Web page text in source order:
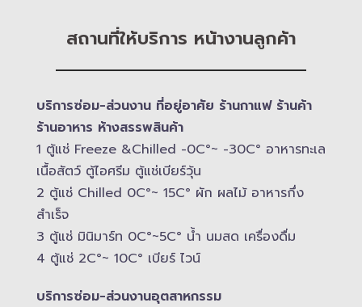
สถานที่ให้บริการ หน้างานลูกค้า
บริการซ่อม-​ส่วนงาน ที่อยู่อาศัย ร้านกาแฟ ร้านค้า
ร้านอาหาร ห้างสรรพสินค้า
1 ตู้แช่ Freeze &​Chilled -​0C°~ -​30C° อาหารทะเล
เนื้อสัตว์ ตู้ไอศรีม ตู้แช่เบียร์วุ้น
2 ตู้แช่ Chilled​ 0C°~ 15C° ผัก ผลไม้ อาหารกึ่ง
สำเร็จ
3 ตู้แช่​ มินิมาร์ท 0C°~5C° น้ำ นมสด เครื่องดื่ม
4 ตู้แช่ 2C°~ 10​C° เบียร์ ไวน์
บริการซ่อม-​ส่วนงานอุตสาหกรรม